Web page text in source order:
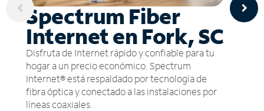
Spectrum Fiber
Internet en Fork, SC
Disfruta de Internet rápido y confiable para tu
hogar a un precio económico. Spectrum
Internet® está respaldado por tecnología de
fibra óptica y conectado a las instalaciones por
líneas coaxiales.